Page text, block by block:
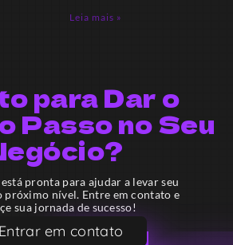
Leia mais »
para Dar o
Passo no Seu
pronta para ajudar a levar seu
próximo nível. Entre em contato e
sua jornada de sucesso!
Entrar em contato